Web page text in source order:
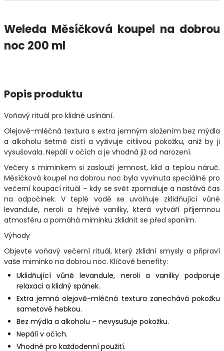
Weleda Měsíčková koupel na dobrou
noc 200 ml
Popis produktu
Voňavý rituál pro klidné usínání.
Olejově-mléčná textura s extra jemným složením bez mýdla
a alkoholu šetrně čistí a vyživuje citlivou pokožku, aniž by ji
vysušovala. Nepálí v očích a je vhodná již od narození.
Večery s miminkem si zaslouží jemnost, klid a teplou náruč.
Měsíčková koupel na dobrou noc byla vyvinuta speciálně pro
večerní koupací rituál – kdy se svět zpomaluje a nastává čas
na odpočinek. V teplé vodě se uvolňuje zklidňující vůně
levandule, neroli a hřejivé vanilky, která vytváří příjemnou
atmosféru a pomáhá miminku zklidnit se před spaním.
Výhody
Objevte voňavý večerní rituál, který zklidní smysly a připraví
vaše miminko na dobrou noc. Klíčové benefity:
Uklidňující vůně levandule, neroli a vanilky podporuje
relaxaci a klidný spánek.
Extra jemná olejově-mléčná textura zanechává pokožku
sametově hebkou.
Bez mýdla a alkoholu – nevysušuje pokožku.
Nepálí v očích.
Vhodné pro každodenní použití.